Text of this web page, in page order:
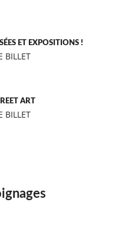
ET EXPOSITIONS !
BILLET
ART
BILLET